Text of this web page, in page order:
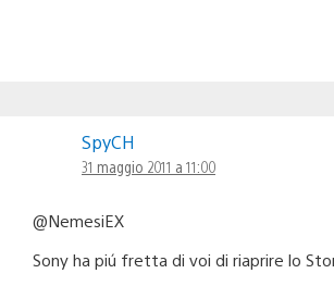
SpyCH
31 maggio 2011 a 11:00
@NemesiEX
Sony ha piú fretta di voi di riaprire lo